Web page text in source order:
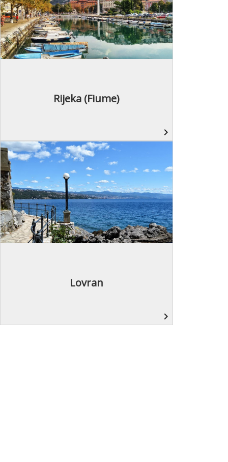
Rijeka (Fiume)
navigate_next
Lovran
navigate_next